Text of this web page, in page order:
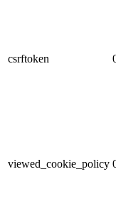
csrftoken
viewed_cookie_policy